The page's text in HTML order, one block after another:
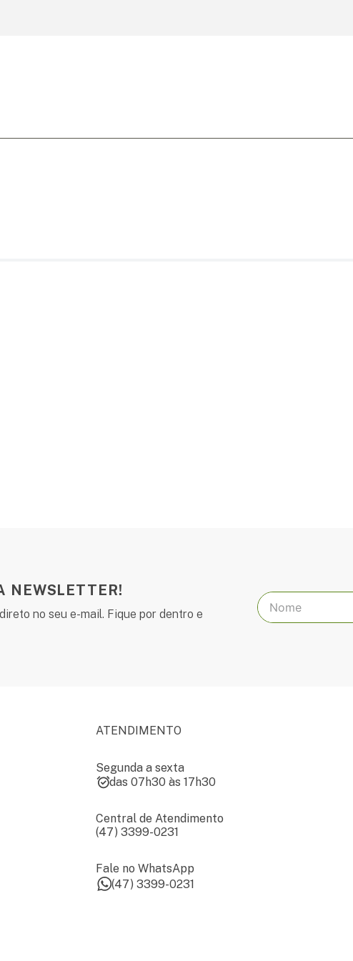
NEWSLETTER!
no seu e-mail. Fique por dentro e
ATENDIMENTO
Segunda a sexta
das 07h30 às 17h30
Central de Atendimento
(47) 3399-0231
Fale no WhatsApp
(47) 3399-0231